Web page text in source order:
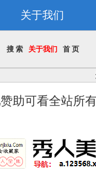
关于我们
搜 索 关于我们 首 页
助可看全站所